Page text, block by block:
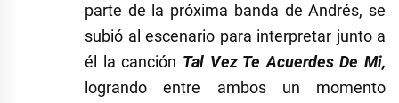
parte de la próxima banda de Andrés, se
subió al escenario para interpretar junto a
él la canción Tal Vez Te Acuerdes De Mi,
logrando entre ambos un momento